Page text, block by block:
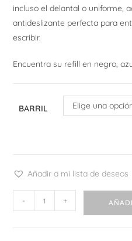
incluso el delantal o uniforme,
antideslizante perfecta para
escribir.
Encuentra su refill en negro,
BARRIL Elige una
Añadir a mi lista de deseos
Jetstream
- +